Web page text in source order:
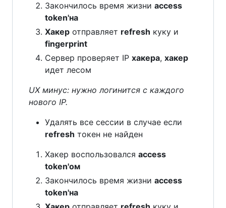
Закончилось время жизни access
token'на
Хакер отправляет refresh куку и
fingerprint
Сервер проверяет IP хакера, хакер
идет лесом
UX минус: нужно логинится с каждого
нового IP.
Удалять все сессии в случае если
refresh токен не найден
Хакер воспользовался access
token'ом
Закончилось время жизни access
token'на